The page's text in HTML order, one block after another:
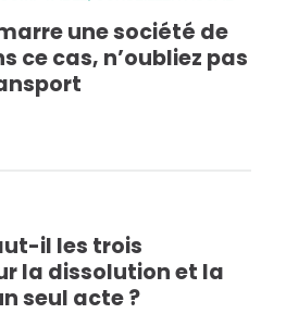
une société de
ce cas, n’oubliez pas
il les trois
la dissolution et la
seul acte ?